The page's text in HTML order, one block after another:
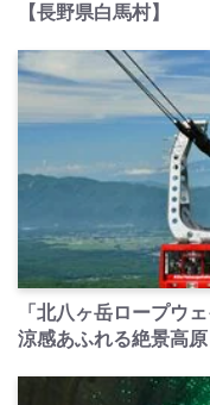
【長野県白馬村】
「北八ヶ岳ロープウ
涼感あふれる絶景高